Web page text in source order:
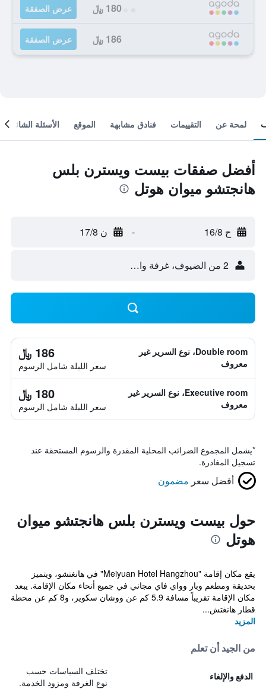
180 ﷼ عرض الصفقة
186 ﷼ عرض الصفقة
لمحة عن التقييمات فنادق مشابهة الموقع الأسئلة الشائعة
أفضل صفقات بيست ويسترن بلس
هانجتشو ميوان هوتل
ح 16/8 - ن 17/8
2 من الضيوف، غرفة واحدة
Double room، نوع السرير غير
معروف
186 ﷼
سعر الليلة شامل الرسوم
Executive room، نوع السرير غير
معروف
180 ﷼
سعر الليلة شامل الرسوم
*يشمل المجموع الضرائب المحلية المقدرة والرسوم المستحقة عند
تسجيل المغادرة.
أفضل سعر مضمون
حول بيست ويسترن بلس هانجتشو ميوان
هوتل
يقع مكان إقامة "Meiyuan Hotel Hangzhou" في هانغتشو، ويتميز
بحديقة ومطعم وبار وواي فاي مجاني في جميع أنحاء مكان الإقامة. يبعد
مكان الإقامة تقريباً مسافة 5.9 كم عن ووشان سكوير، و8 كم عن محطة
قطار هانغتش...
المزيد
من الجيد أن تعلم
الدفع والإلغاء
تختلف السياسات حسب
نوع الغرفة ومزود الخدمة.